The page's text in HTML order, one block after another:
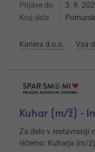
Prijave do 3. 9.
Kraj dela
Kariera d.o.o. Vsa
Kuhar (m/ž) -
Za delo v restavraciji
iščemo: Kuharja (m/